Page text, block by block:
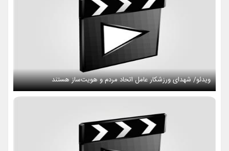
ویدئو/ شهدای ورزشکار عامل اتحاد مردم و هویت‌ساز هستند